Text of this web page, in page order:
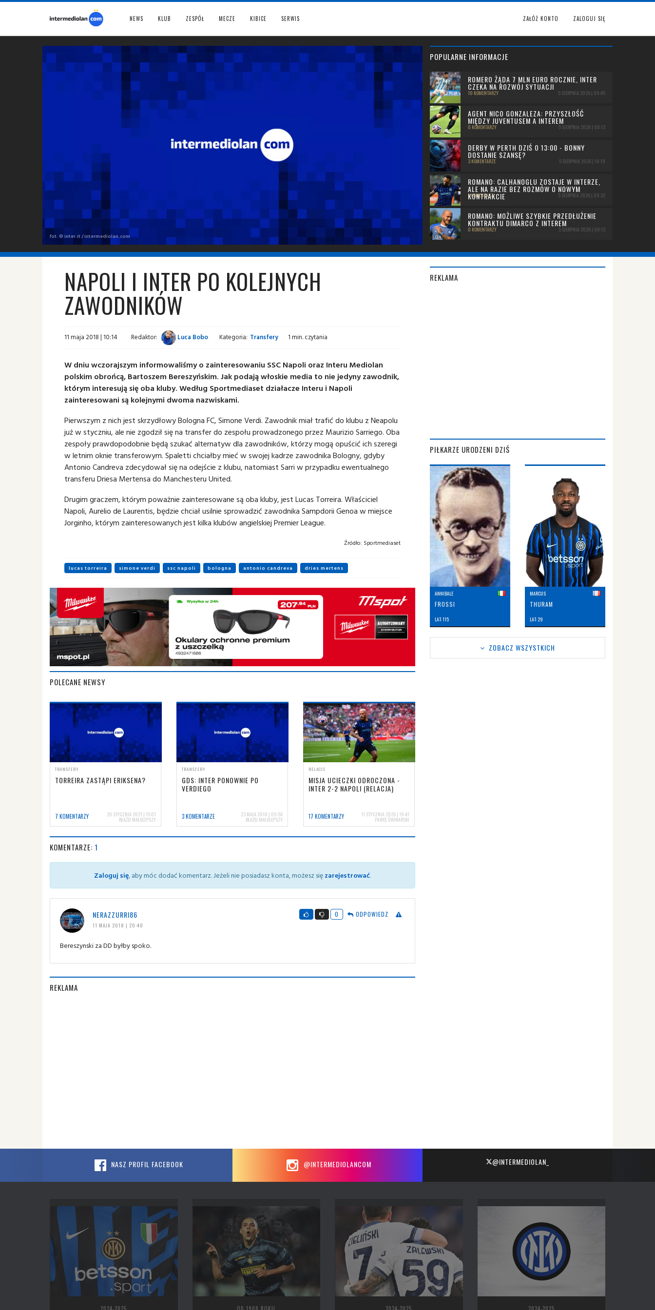
NEWS KLUB ZESPÓŁ MECZE KIBICE SERWIS ZAŁÓŻ KONTO ZALOGUJ SIĘ
fot. © inter.it / intermediolan.com
POPULARNE INFORMACJE
ROMERO ŻĄDA 7 MLN EURO ROCZNIE, INTER
CZEKA NA ROZWÓJ SYTUACJI
10 KOMENTARZY 5 SIERPNIA 2026 | 09:45
AGENT NICO GONZALEZA: PRZYSZŁOŚĆ
MIĘDZY JUVENTUSEM A INTEREM
0 KOMENTARZY 5 SIERPNIA 2026 | 00:13
DERBY W PERTH DZIŚ O 13:00 - BONNY
DOSTANIE SZANSĘ?
3 KOMENTARZE 5 SIERPNIA 2026 | 10:19
ROMANO: CALHANOGLU ZOSTAJE W INTERZE,
ALE NA RAZIE BEZ ROZMÓW O NOWYM
KONTRAKCIE
1 KOMENTARZ 5 SIERPNIA 2026 | 09:32
ROMANO: MOŻLIWE SZYBKIE PRZEDŁUŻENIE
KONTRAKTU DIMARCO Z INTEREM
0 KOMENTARZY 5 SIERPNIA 2026 | 00:13
NAPOLI I INTER PO KOLEJNYCH
ZAWODNIKÓW
11 maja 2018 | 10:14 Redaktor: Luca Bobo Kategoria: Transfery 1 min. czytania
W dniu wczorajszym informowaliśmy o zainteresowaniu SSC Napoli oraz Interu Mediolan
polskim obrońcą, Bartoszem Bereszyńskim. Jak podają włoskie media to nie jedyny zawodnik,
którym interesują się oba kluby. Według Sportmediaset działacze Interu i Napoli
zainteresowani są kolejnymi dwoma nazwiskami.
Pierwszym z nich jest skrzydłowy Bologna FC, Simone Verdi. Zawodnik miał trafić do klubu z Neapolu
już w styczniu, ale nie zgodził się na transfer do zespołu prowadzonego przez Maurizio Sarriego. Oba
zespoły prawdopodobnie będą szukać alternatyw dla zawodników, którzy mogą opuścić ich szeregi
w letnim oknie transferowym. Spaletti chciałby mieć w swojej kadrze zawodnika Bologny, gdyby
Antonio Candreva zdecydował się na odejście z klubu, natomiast Sarri w przypadku ewentualnego
transferu Driesa Mertensa do Manchesteru United.
Drugim graczem, którym poważnie zainteresowane są oba kluby, jest Lucas Torreira. Właściciel
Napoli, Aurelio de Laurentis, będzie chciał usilnie sprowadzić zawodnika Sampdorii Genoa w miejsce
Jorginho, którym zainteresowanych jest kilka klubów angielskiej Premier League.
Źródło: Sportmediaset
lucas torreira simone verdi ssc napoli bologna antonio candreva dries mertens
POLECANE NEWSY
TRANSFERY
TORREIRA ZASTĄPI ERIKSENA?
7 KOMENTARZY 20 STYCZNIA 2021 | 15:01
BŁAŻEJ MAŁOLEPSZY
TRANSFERY
GDS: INTER PONOWNIE PO
VERDIEGO
3 KOMENTARZE 23 MAJA 2018 | 09:56
BŁAŻEJ MAŁOLEPSZY
RELACJE
MISJA UCIECZKI ODROCZONA -
INTER 2-2 NAPOLI (RELACJA)
17 KOMENTARZY 11 STYCZNIA 2026 | 19:41
PAWEŁ ŚWINARSKI
KOMENTARZE: 1
Zaloguj się, aby móc dodać komentarz. Jeżeli nie posiadasz konta, możesz sięzarejestrować.
NERAZZURRI86
11 MAJA 2018 | 20:40
0 ODPOWIEDZ
Bereszynski za DD byłby spoko.
REKLAMA
REKLAMA
PIŁKARZE URODZENI DZIŚ
ANNIBALE
FROSSI
LAT: 115
MARCUS
THURAM
LAT: 29
ZOBACZ WSZYSTKICH
NASZ PROFIL FACEBOOK @INTERMEDIOLANCOM @INTERMEDIOLAN_
2024-2025 OD 1908 ROKU 2024-2025 2024-2025